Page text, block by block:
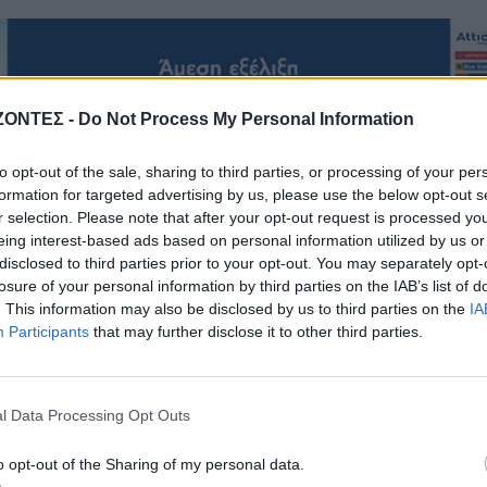
- Do Not Process My Personal Information
opt-out of the sale, sharing to third parties, or processing of your
for targeted advertising by us, please use the below opt-out
selection. Please note that after your opt-out request is processed
interest-based ads based on personal information utilized by us
to third parties prior to your opt-out. You may separately
of your personal information by third parties on the IAB’s list of
This information may also be disclosed by us to third parties on the
Participants that may further disclose it to other third parties.
Data Processing Opt Outs
opt-out of the Sharing of my personal data.
ΔΉΜΟΣ ΚΙΣΆΜΟΥ
ΠΟΛΙΤΙΣΜΟΣ
και άλλων
Mε αφορμή μια
της Νεολαίας
(Γράφει ο Γράφει ο
7 Αυγούστου 2026
ΓΕΎΣΗ - ΨΥΧΑΓΩΓΊΑ
Το ελληνικό φαγητό
λατρεύουν οι τουρίστες
εμείς δεν το